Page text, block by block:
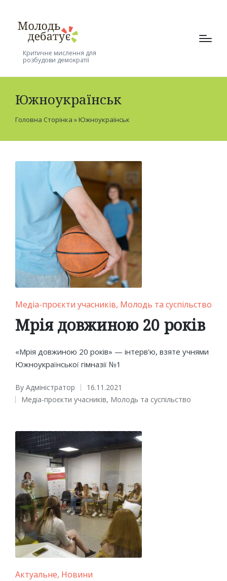
Критичне мислення для
розбудови демократії
Южноукраїнськ
Головна Сторінка » Южноукраїнськ
Posted
in
Медіа-проєкти учасників Молодь та суспільство
Мрія довжиною 20 років
«Мрія довжиною 20 років» — інтерв'ю, взяте учнями
Южноукраїнської гімназії №1
Posted
by
By Адміністратор
16.11.2021
Posted
Медіа-проєкти учасників, Молодь та суспільство
Posted
Актуальне Новини